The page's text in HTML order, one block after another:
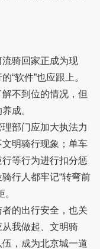
骑回家正成为现
“软件”也应跟上。
不到位的情况，但
成。
部门应加大执法力
明骑行现象；单车
等行为进行扣分惩
行人都牢记“转弯前
的出行安全，也关
我做起、文明骑
，成为北京城一道